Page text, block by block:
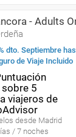
- Adults
dto. Septiembre
de Viaje Incluido
desde Madrid
/ 7 noches